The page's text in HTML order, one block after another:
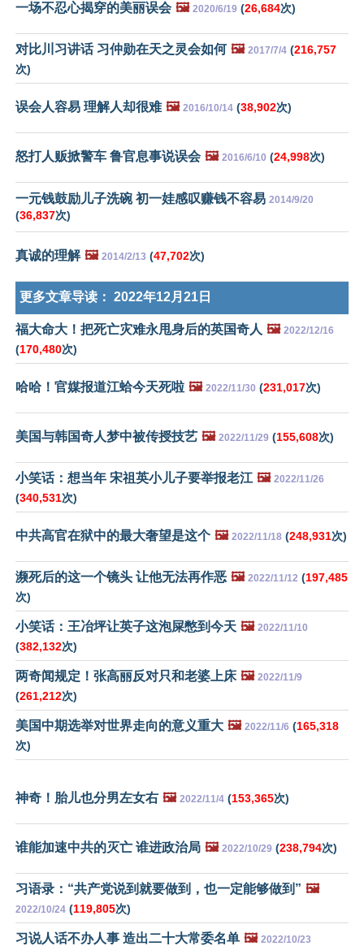
一场不忍心揭穿的美丽误会 🖼️ 2020/6/19 (26,684次)
对比川习讲话 习仲勋在天之灵会如何 🖼️ 2017/7/4 (216,757
次)
误会人容易 理解人却很难 🖼️ 2016/10/14 (38,902次)
怒打人贩掀警车 鲁官息事说误会 🖼️ 2016/6/10 (24,998次)
一元钱鼓励儿子洗碗 初一娃感叹赚钱不容易 2014/9/20
(36,837次)
真诚的理解 🖼️ 2014/2/13 (47,702次)
更多文章导读： 2022年12月21日
福大命大！把死亡灾难永甩身后的英国奇人 🖼️ 2022/12/16
(170,480次)
哈哈！官媒报道江蛤今天死啦 🖼️ 2022/11/30 (231,017次)
美国与韩国奇人梦中被传授技艺 🖼️ 2022/11/29 (155,608次)
小笑话：想当年 宋祖英小儿子要举报老江 🖼️ 2022/11/26
(340,531次)
中共高官在狱中的最大奢望是这个 🖼️ 2022/11/18 (248,931次)
濒死后的这一个镜头 让他无法再作恶 🖼️ 2022/11/12 (197,485
次)
小笑话：王冶坪让英子这泡屎憋到今天 🖼️ 2022/11/10
(382,132次)
两奇闻规定！张高丽反对只和老婆上床 🖼️ 2022/11/9
(261,212次)
美国中期选举对世界走向的意义重大 🖼️ 2022/11/6 (165,318
次)
神奇！胎儿也分男左女右 🖼️ 2022/11/4 (153,365次)
谁能加速中共的灭亡 谁进政治局 🖼️ 2022/10/29 (238,794次)
习语录：“共产党说到就要做到，也一定能够做到” 🖼️
2022/10/24 (119,805次)
习说人话不办人事 造出二十大常委名单 🖼️ 2022/10/23